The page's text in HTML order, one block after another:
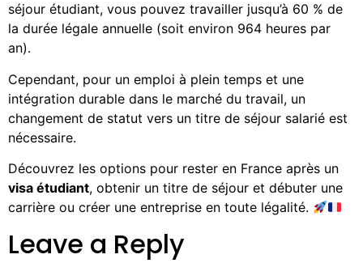
séjour étudiant, vous pouvez travailler jusqu’à 60 % de
la durée légale annuelle (soit environ 964 heures par
an).
Cependant, pour un emploi à plein temps et une
intégration durable dans le marché du travail, un
changement de statut vers un titre de séjour salarié est
nécessaire.
Découvrez les options pour rester en France après un
visa étudiant, obtenir un titre de séjour et débuter une
carrière ou créer une entreprise en toute légalité.
Leave a Reply